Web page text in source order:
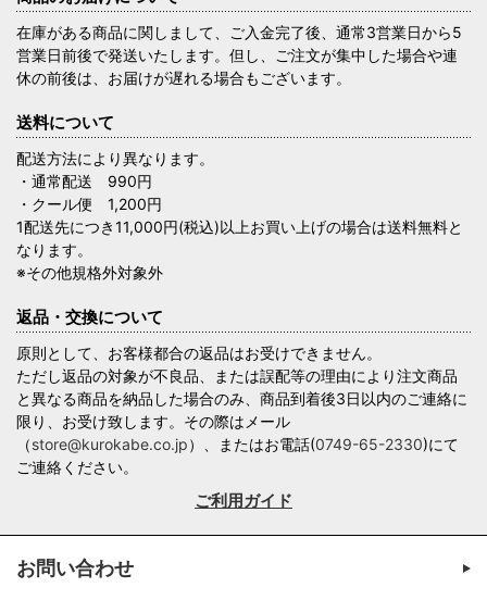
在庫がある商品に関しまして、ご入金完了後、通常3営業日から5
営業日前後で発送いたします。但し、ご注文が集中した場合や連
休の前後は、お届けが遅れる場合もございます。
送料について
配送方法により異なります。
・通常配送 990円
・クール便 1,200円
1配送先につき11,000円(税込)以上お買い上げの場合は送料無料と
なります。
※その他規格外対象外
返品・交換について
原則として、お客様都合の返品はお受けできません。
ただし返品の対象が不良品、または誤配等の理由により注文商品
と異なる商品を納品した場合のみ、商品到着後3日以内のご連絡に
限り、お受け致します。その際はメール
（store@kurokabe.co.jp）、またはお電話(0749-65-2330)にて
ご連絡ください。
ご利用ガイド
お問い合わせ